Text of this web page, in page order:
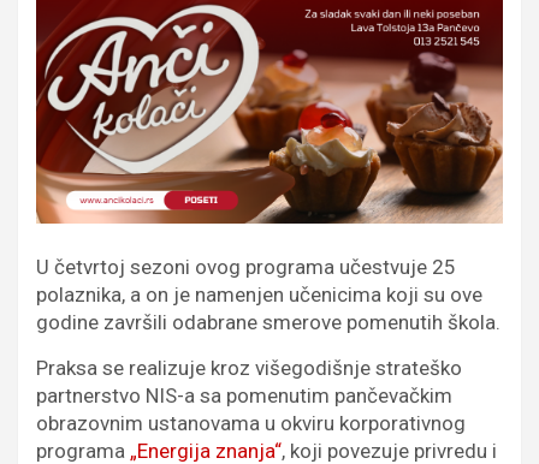
U četvrtoj sezoni ovog programa učestvuje 25
polaznika, a on je namenjen učenicima koji su ove
godine završili odabrane smerove pomenutih škola.
Praksa se realizuje kroz višegodišnje strateško
partnerstvo NIS-a sa pomenutim pančevačkim
obrazovnim ustanovama u okviru korporativnog
programa „Energija znanja“, koji povezuje privredu i